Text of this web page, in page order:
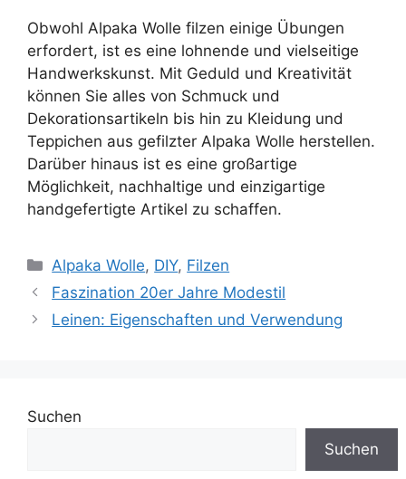
Obwohl Alpaka Wolle filzen einige Übungen
erfordert, ist es eine lohnende und vielseitige
Handwerkskunst. Mit Geduld und Kreativität
können Sie alles von Schmuck und
Dekorationsartikeln bis hin zu Kleidung und
Teppichen aus gefilzter Alpaka Wolle herstellen.
Darüber hinaus ist es eine großartige
Möglichkeit, nachhaltige und einzigartige
handgefertigte Artikel zu schaffen.
Kategorien
Alpaka Wolle, DIY, Filzen
Faszination 20er Jahre Modestil
Leinen: Eigenschaften und Verwendung
Suchen
Suchen